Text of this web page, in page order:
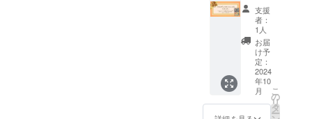
各自で
ご負担
くださ
い。 ・
支援者
様との
連絡方
法：詳
細は
メール
で連絡
在費は
各自で
ご負担
くださ
い。 ・
支援者
様との
連絡方
法：詳
細は
メール
2024年
10月26
日（土
曜日）
18:00-
20:00
・場
所：郡
山市中
央公民
館 3階
・日
時：
2024年
10月26
日（土
曜日）
13:00-
17:30
・場
所：郡
山市中
業パン
フレッ
ト配布
・書籍
「リメ
イク採
用」5冊
・Z世代
カン
ファレ
ンス参
ション
⑤ ス
ポン
サー
「Z世代
×福島
ふくし
まで活
躍するZ
世代と
語るま
支援
者：
1人
お届
け予
定：
2024
年10
月
こ
の
リ
タ
ー